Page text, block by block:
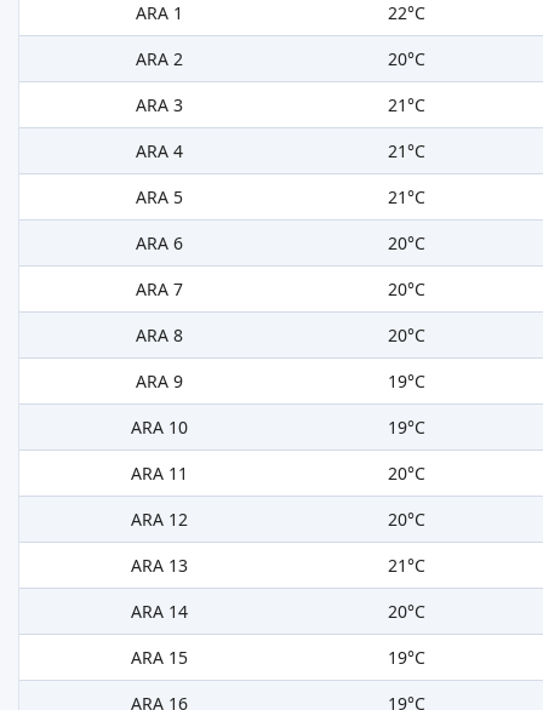
ARA 1
22°C
ARA 2
20°C
ARA 3
21°C
ARA 4
21°C
ARA 5
21°C
ARA 6
20°C
ARA 7
20°C
ARA 8
20°C
ARA 9
19°C
ARA 10
19°C
ARA 11
20°C
ARA 12
20°C
ARA 13
21°C
ARA 14
20°C
ARA 15
19°C
ARA 16
19°C